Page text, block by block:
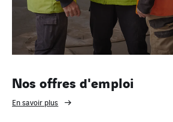
Nos offres d'emploi
En savoir plus